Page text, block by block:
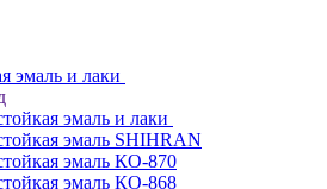
эмаль и лаки
эмаль и лаки
эмаль SHIHRAN
эмаль КО-870
эмаль КО-868